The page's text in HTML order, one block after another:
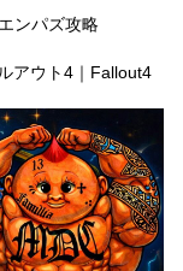
エンパズ攻略
アウト4｜Fallout4